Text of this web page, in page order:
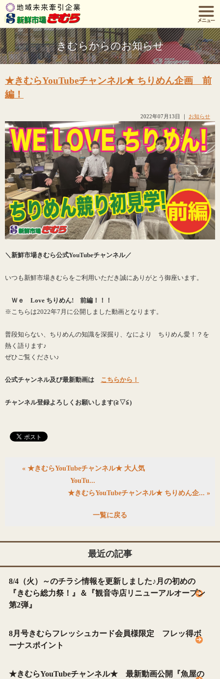
きむらからのお知らせ
★きむらYouTubeチャンネル★ ちりめん企画 前
編！
2022年07月13日 ｜ お知らせ
＼新鮮市場きむら公式YouTubeチャンネル／
いつも新鮮市場きむらをご利用いただき誠にありがとう御座います。
Ｗｅ Love ちりめん! 前編！！！
※こちらは2022年7月に公開しました動画となります。
普段知らない、ちりめんの知識を深掘り、なにより ちりめん愛！？を
熱く語ります♪
ぜひご覧ください♪
公式チャンネル及び最新動画は こちらから！
チャンネル登録よろしくお願いします(≧▽≦)
« ★きむらYouTubeチャンネル★ 大人気
YouTu...
★きむらYouTubeチャンネル★ ちりめん企... »
一覧に戻る
最近の記事
8/4（火）～のチラシ情報を更新しました♪月の初めの
『きむら総力祭！』＆『観音寺店リニューアルオープン
第2弾』
8月号きむらフレッシュカード会員様限定 フレッ得ボ
ーナスポイント
★きむらYouTubeチャンネル★ 最新動画公開『魚屋の